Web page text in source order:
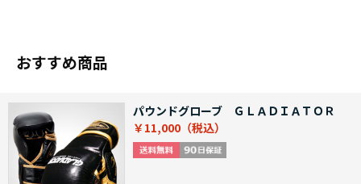
おすすめ商品
パウンドグローブ ＧＬＡＤＩＡＴＯＲ
￥11,000